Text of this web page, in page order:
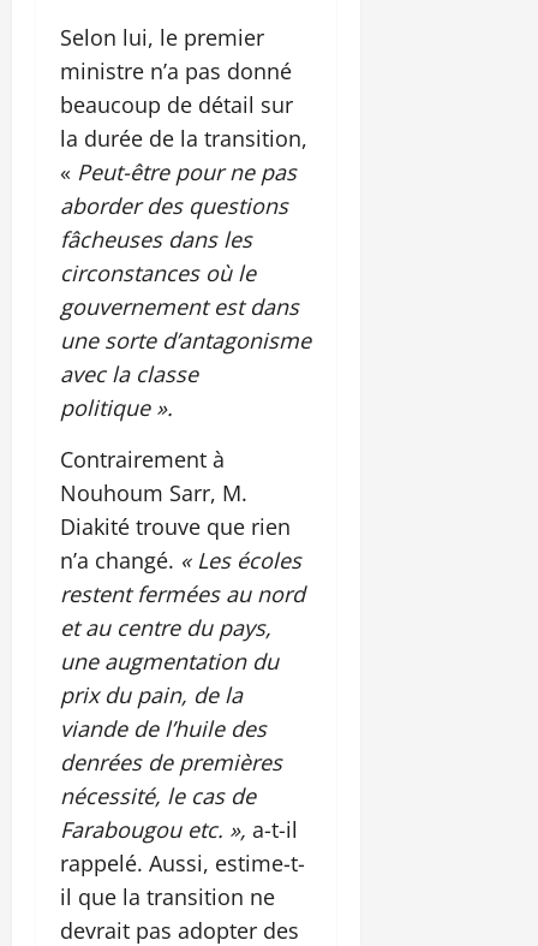
Selon lui, le premier
ministre n’a pas donné
beaucoup de détail sur
la durée de la transition,
« Peut-être pour ne pas
aborder des questions
fâcheuses dans les
circonstances où le
gouvernement est dans
une sorte d’antagonisme
avec la classe
politique ».
Contrairement à
Nouhoum Sarr, M.
Diakité trouve que rien
n’a changé. « Les écoles
restent fermées au nord
et au centre du pays,
une augmentation du
prix du pain, de la
viande de l’huile des
denrées de premières
nécessité, le cas de
Farabougou etc. », a-t-il
rappelé. Aussi, estime-t-
il que la transition ne
devrait pas adopter des